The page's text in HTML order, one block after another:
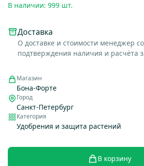
В наличии: 999 шт.
Доставка
О доставке и стоимости менеджер
подтверждения наличия и расчёта
Магазин
Бона-Форте
Город
Санкт-Петербург
Категория
Удобрения и защита растений
В корзину